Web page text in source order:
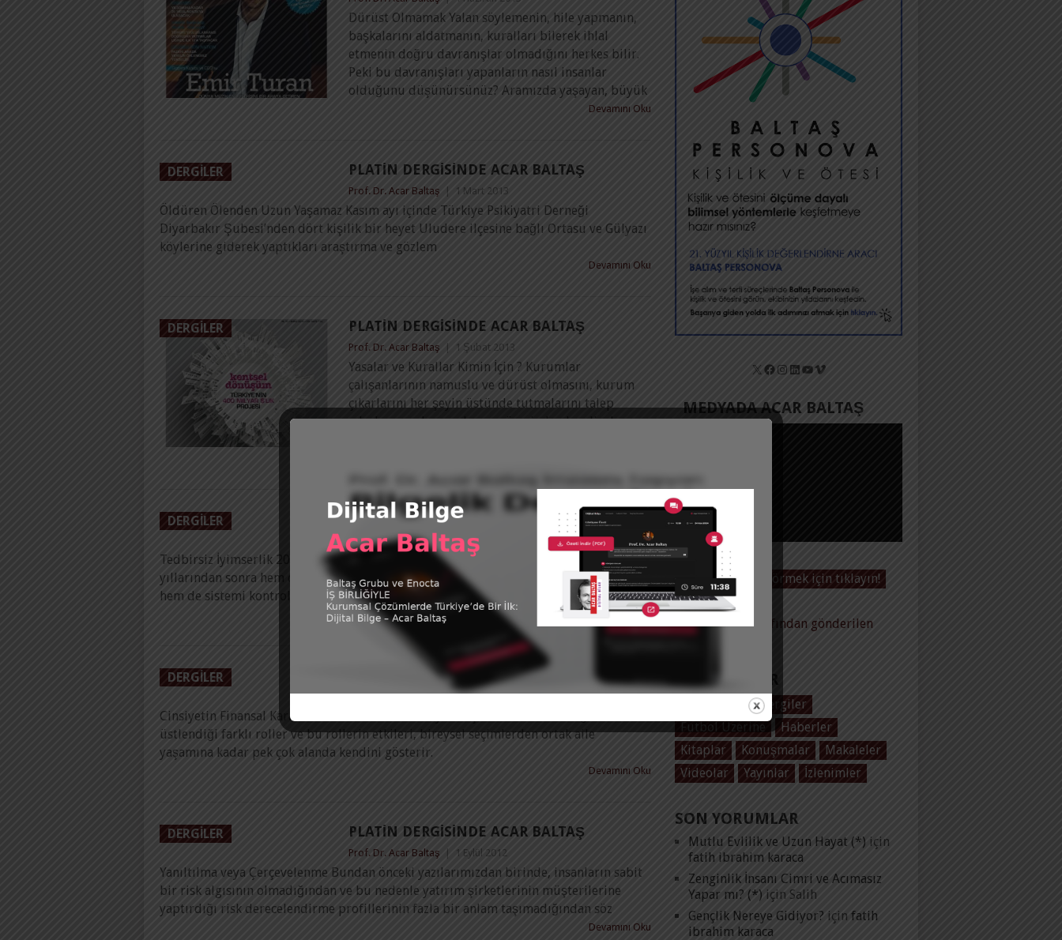
Dürüst Olmamak Yalan söylemenin, hile yapmanın,
başkalarını aldatmanın, kuralları bilerek ihlal
etmenin doğru davranışlar olmadığını herkes bilir.
Peki bu davranışları yapanların nasıl insanlar
olduğunu düşünürsünüz? Aramızda yaşayan, büyük
Devamını Oku
DERGILER PLATIN DERGISINDE ACAR BALTAŞ
Prof. Dr. Acar Baltaş 1 Mart 2013
Öldüren Ölenden Uzun Yaşamaz Kasım ayı içinde Türkiye Psikiyatri Derneği
Diyarbakır Şubesi’nden dört kişilik bir heyet Uludere ilçesine bağlı Ortasu ve Gülyazı
köylerine giderek yaptıkları araştırma ve gözlem
Devamını Oku
DERGILER PLATIN DERGISINDE ACAR BALTAŞ
Prof. Dr. Acar Baltaş 1 Şubat 2013
Yasalar ve Kurallar Kimin İçin ? Kurumlar
çalışanlarının namuslu ve dürüst olmasını, kurum
çıkarlarını her şeyin üstünde tutmalarını talep
ederler ve çalışanın kurum üzerinden kendi çıkarına
DERGILER PLATIN DERGISINDE ACAR BALTAŞ
Prof. Dr. Acar Baltaş | 1 Ocak 2013
Tedbirsiz İyimserlik 2000 yılındaki dot-com hisselerindeki çöküşün ardından, 2002
yıllarından sonra hem dünyanın finans merkezi ve kapitalizmin kalesi Wall Street’de
hem de sistemi kontrol etmesi gereken kişi ve
Devamını Oku
DERGILER PLATIN DERGISINDE ACAR BALTAŞ
Prof. Dr. Acar Baltaş | 1 Kasım 2012
Cinsiyetin Finansal Kararlar Üzerindeki Etkisi Hayatın içinde kadın ve erkeğin
üstlendiği farklı roller ve bu rollerin etkileri, bireysel seçimlerden ortak aile
yaşamına kadar pek çok alanda kendini gösterir.
Devamını Oku
DERGILER PLATIN DERGISINDE ACAR BALTAŞ
Prof. Dr. Acar Baltaş 1 Eylül 2012
Yanıltılma veya Çerçevelenme Bundan önceki yazılarımızdan birinde, insanların sabit
bir risk algısının olmadığından ve bu nedenle yatırım şirketlerinin müşterilerine
yaptırdığı risk derecelendirme profillerinin fazla bir anlam taşımadığından söz
Devamını Oku
X Facebook
Instagram
LinkedIn
YouTube
Vimeo
MEDYADA ACAR BALTAŞ
Tüm Videoları görmek için tıklayın!
@acarbaltas tarafından gönderilen
tweetler
KATEGORILER
Dergiler
Futbol Üzerine
Haberler
Kitaplar
Konuşmalar
Makaleler
Videolar
Yayınlar İzlenimler
SON YORUMLAR
Mutlu Evlilik ve Uzun Hayat (*) için
fatih ibrahim karaca
Zenginlik İnsanı Cimri ve Acımasız
Yapar mı? (*) için Salih
Gençlik Nereye Gidiyor? içinfatih
ibrahim karaca